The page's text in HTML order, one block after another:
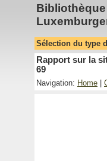
Sélection du type
Rapport sur la
69
Navigation: Home